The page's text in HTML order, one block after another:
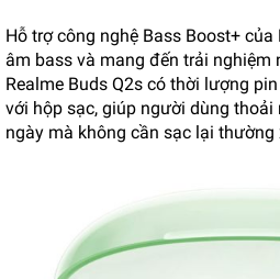
Hỗ trợ công nghệ Bass Boost+
âm bass và mang đến trải nghiệm
Realme Buds Q2s có thời lượng
với hộp sạc, giúp người dùng
ngày mà không cần sạc lại thường